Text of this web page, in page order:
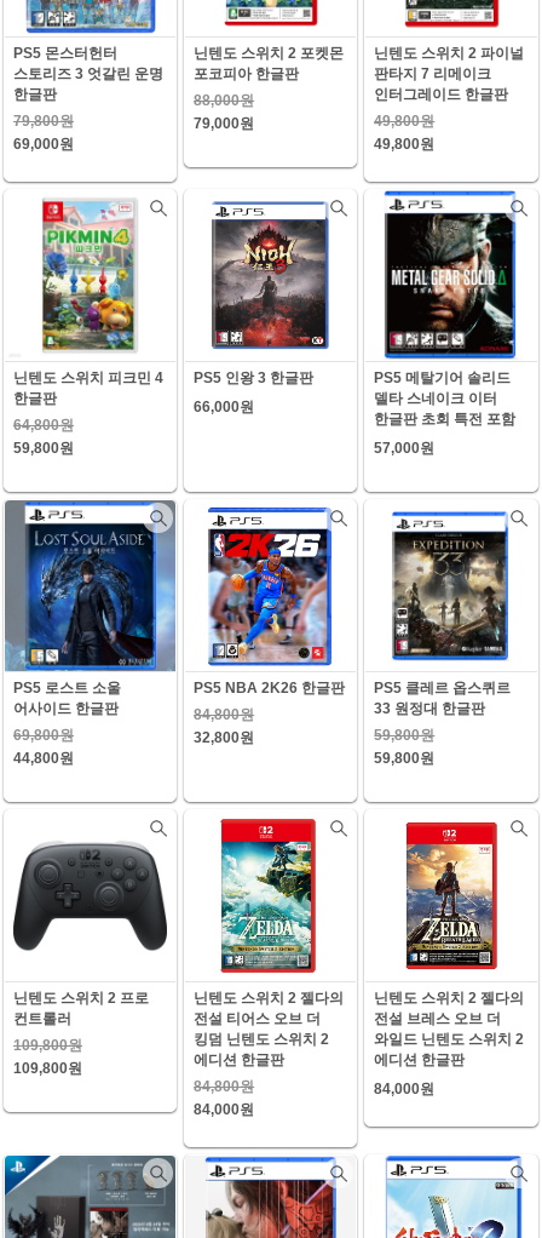
PS5 몬스터헌터
스토리즈 3 엇갈린 운명
한글판
79,800원
69,000원
닌텐도 스위치 2 포켓몬
포코피아 한글판
88,000원
79,000원
닌텐도 스위치 2 파이널
판타지 7 리메이크
인터그레이드 한글판
49,800원
49,800원
닌텐도 스위치 피크민 4
한글판
64,800원
59,800원
PS5 인왕 3 한글판
66,000원
PS5 메탈기어 솔리드
델타 스네이크 이터
한글판 초회 특전 포함
57,000원
PS5 로스트 소울
어사이드 한글판
69,800원
44,800원
PS5 NBA 2K26 한글판
84,800원
32,800원
PS5 클레르 옵스퀴르
33 원정대 한글판
59,800원
59,800원
닌텐도 스위치 2 프로
컨트롤러
109,800원
109,800원
닌텐도 스위치 2 젤다의
전설 티어스 오브 더
킹덤 닌텐도 스위치 2
에디션 한글판
84,800원
84,000원
닌텐도 스위치 2 젤다의
전설 브레스 오브 더
와일드 닌텐도 스위치 2
에디션 한글판
84,000원